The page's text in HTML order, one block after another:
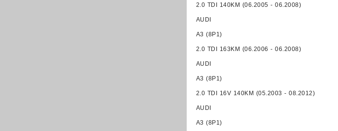
2.0 TDI 140KM (06.2005 - 06.2008)
AUDI
A3 (8P1)
2.0 TDI 163KM (06.2006 - 06.2008)
AUDI
A3 (8P1)
2.0 TDI 16V 140KM (05.2003 - 08.2012)
AUDI
A3 (8P1)